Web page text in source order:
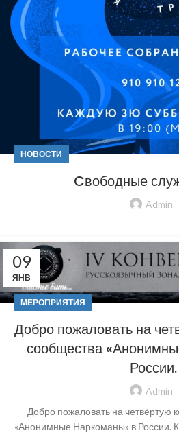
НОВОСТИ
Cвободные
Admin
09
ЯНВ
МЕРОПРИЯТИЯ
Добро пожаловать на
сообщества
России.
Admin
Добро пожаловать на четвёртую
«Анонимные Наркоманы» в России.